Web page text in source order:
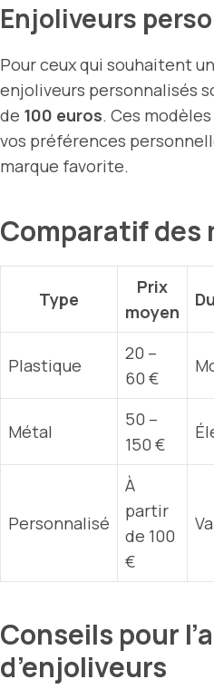
Enjoliveurs
Pour ceux qui souhaitent
enjoliveurs personnalisés
de 100 euros. Ces
vos préférences
marque favorite.
Comparatif des
Type
Prix
moyen
Plastique
20 –
60 €
Métal
50 –
150 €
Personnalisé
À
partir
de 100
€
Conseils pour
d’enjoliveurs